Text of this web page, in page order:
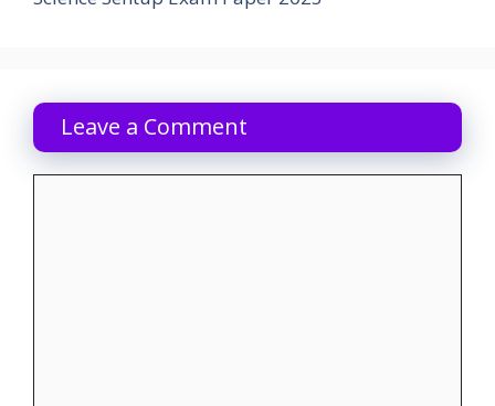
Leave a Comment